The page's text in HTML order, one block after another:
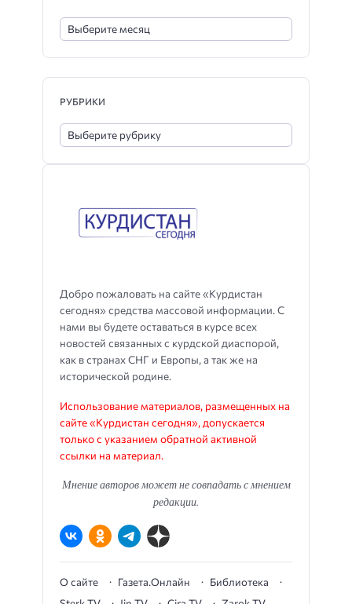
Добро пожаловать на сайте «Курдистан
сегодня» средства массовой информации. С
нами вы будете оставаться в курсе всех
новостей связанных с курдской диаспорой,
как в странах СНГ и Европы, а так же на
исторической родине.
Использование материалов, размещенных на
сайте «Курдистан сегодня», допускается
только с указанием обратной активной
ссылки на материал.
Мнение авторов может не совпадать с мнением
редакции.
О сайте Газета.Онлайн
Библиотека
РУБРИКИ